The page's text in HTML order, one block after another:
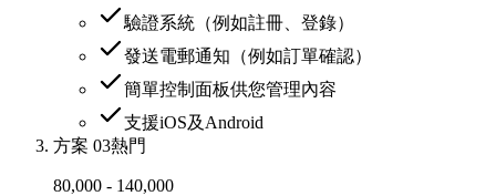
驗證系統（例如註冊、登錄）
發送電郵通知（例如訂單確認）
簡單控制面板供您管理內容
支援iOS及Android
方案 03熱門
80,000 - 140,000